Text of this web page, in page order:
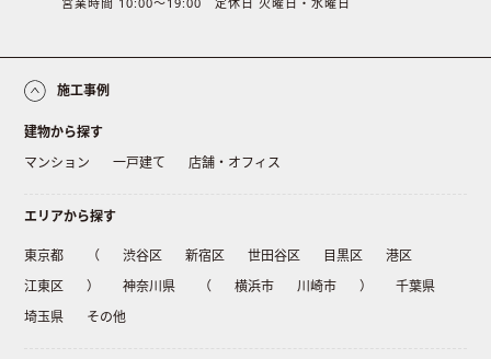
施工事例
建物から探す
マンション
一戸建て 店舗・オフィス
エリアから探す
東京都 （ 渋谷区 新宿区 世田谷区 目黒区
港区
江東区
） 神奈川県 （ 横浜市 川崎市 ）
千葉県
埼玉県
その他